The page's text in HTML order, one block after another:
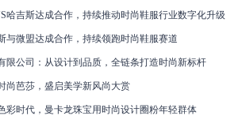
哈吉斯达成合作，持续推动时尚鞋服行业数字化升级
与微盟达成合作，持续领跑时尚鞋服赛道
限公司：从设计到品质，全链条打造时尚新标杆
尚芭莎，盛启美学新风尚大赏
彩时代，曼卡龙珠宝用时尚设计圈粉年轻群体